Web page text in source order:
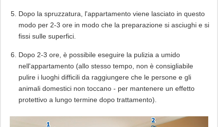
Dopo la spruzzatura, l'appartamento viene lasciato in questo
modo per 2-3 ore in modo che la preparazione si asciughi e si
fissi sulle superfici.
Dopo 2-3 ore, è possibile eseguire la pulizia a umido
nell'appartamento (allo stesso tempo, non è consigliabile
pulire i luoghi difficili da raggiungere che le persone e gli
animali domestici non toccano - per mantenere un effetto
protettivo a lungo termine dopo trattamento).